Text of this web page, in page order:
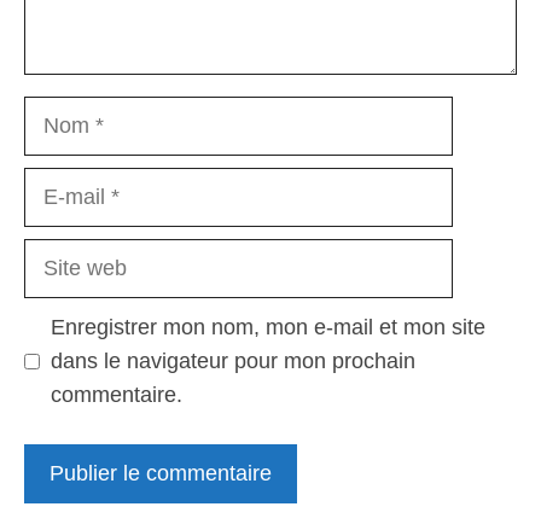
Nom
Site
Enregistrer mon nom, mon e-mail et mon site
dans le navigateur pour mon prochain
commentaire.